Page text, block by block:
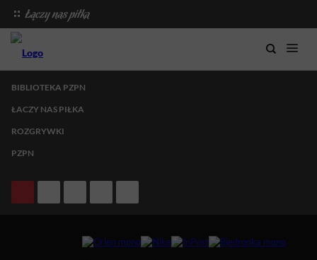
BIBLIOTEKA PZPN
ŁACZY NAS PIŁKA
ROZGRYWKI
PZPN